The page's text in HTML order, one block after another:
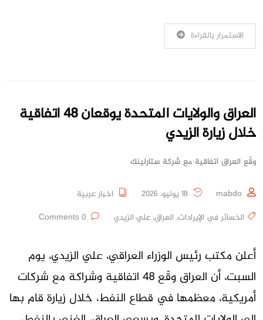
الاستمرار بالقراءة
العراق والولايات المتحدة يوقعان 48 اتفاقية
خلال زيارة الزيدي
وقّع العراق اتفاقية مع شركة ستارلينك
mabdo
اخبار عربية
الخسائر في الإيرادات, العراق, علي الزيدي
أعلن مكتب رئيس الوزراء العراقي، علي الزيدي، يوم
السبت، أن العراق وقّع 48 اتفاقية وشراكة مع شركات
أمريكية، معظمها في قطاع النفط، خلال زيارة قام بها